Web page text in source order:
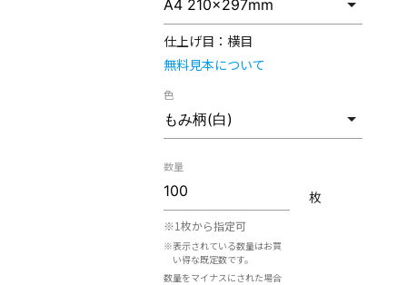
仕上げ目： 横目
無料見本について
色
数量
※1枚から指定可
※表示されている数量はお買
い得な既定数です。
数量をマイナスにされた場合
枚